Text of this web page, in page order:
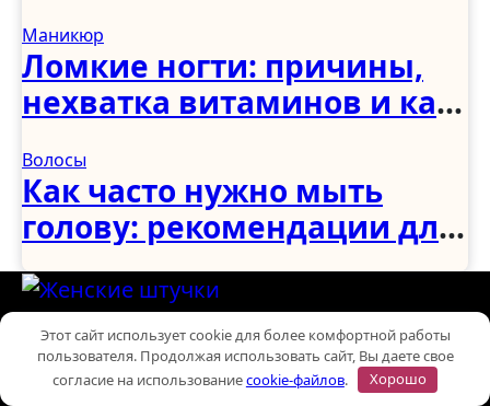
Маникюр
Ломкие ногти: причины,
нехватка витаминов и как
условиях
Волосы
Как часто нужно мыть
голову: рекомендации для
женщин, мужчин и детей
При использовании материалов сайта активная
гиперссылка на ladyfromrussia.com обязательна. ©
2000 - 2026
Использование
Этот сайт использует cookie для более комфортной работы
пользователя. Продолжая использовать сайт, Вы даете свое
согласие на использованиеcookie-файлов. Хорошо